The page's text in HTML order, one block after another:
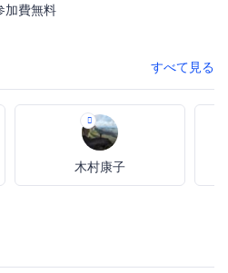
加費無料
すべて見る
木村康子